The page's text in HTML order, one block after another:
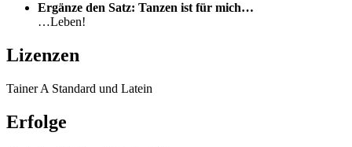
Ergänze den Satz: Tanzen ist für mich…
…Leben!
Lizenzen
Tainer A Standard und Latein
Erfolge